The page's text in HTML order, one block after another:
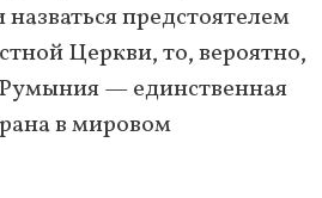
предстоятелем
Церкви, то, вероятно,
— единственная
в мировом